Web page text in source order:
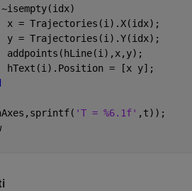
~isempty(idx)
x = Trajectories(i).X(idx);
y = Trajectories(i).Y(idx);
addpoints(hLine(i),x,y);
hText(i).Position = [x y];
'T = %6.1f' ,t));